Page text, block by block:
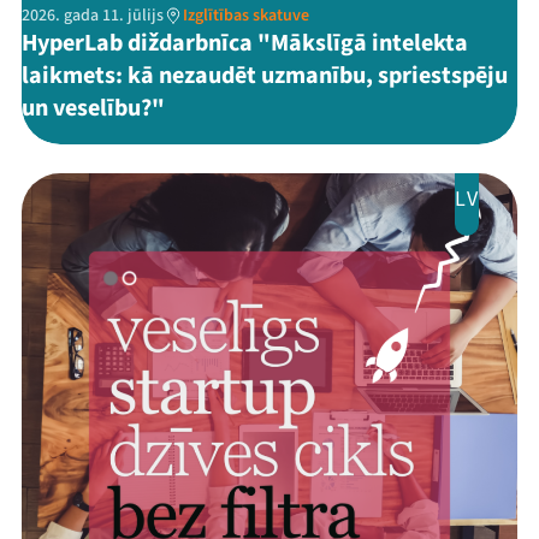
2026. gada 11. jūlijs Izglītības skatuve
HyperLab diždarbnīca "Mākslīgā intelekta
laikmets: kā nezaudēt uzmanību, spriestspēju
un veselību?"
LV